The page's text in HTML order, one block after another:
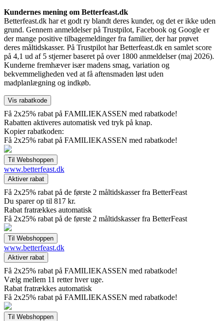
Kundernes mening om Betterfeast.dk
Betterfeast.dk har et godt ry blandt deres kunder, og det er ikke uden
grund. Gennem anmeldelser på Trustpilot, Facebook og Google er
der mange positive tilbagemeldinger fra familier, der har prøvet
deres måltidskasser. På Trustpilot har Betterfeast.dk en samlet score
på 4,1 ud af 5 stjerner baseret på over 1800 anmeldelser (maj 2026).
Kunderne fremhæver især madens smag, variation og
bekvemmeligheden ved at få aftensmaden løst uden
madplanlægning og indkøb.
Få 2x25% rabat på FAMILIEKASSEN med rabatkode!
Rabatten aktiveres automatisk ved tryk på knap.
Kopier rabatkoden:
Få 2x25% rabat på FAMILIEKASSEN med rabatkode!
www.betterfeast.dk
Få 2x25% rabat på de første 2 måltidskasser fra BetterFeast
Du sparer op til 817 kr.
Rabat fratrækkes automatisk
Få 2x25% rabat på de første 2 måltidskasser fra BetterFeast
www.betterfeast.dk
Få 2x25% rabat på FAMILIEKASSEN med rabatkode!
Vælg mellem 11 retter hver uge.
Rabat fratrækkes automatisk
Få 2x25% rabat på FAMILIEKASSEN med rabatkode!